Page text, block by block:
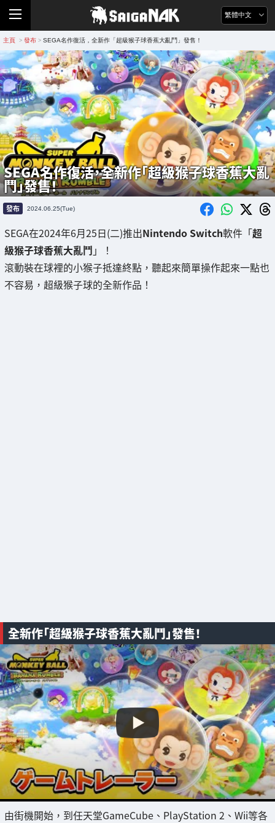
繁體中文
主頁 > 發布 > SEGA名作復活，全新作「超級猴子球香蕉大亂鬥」發售！
SEGA名作復活，全新作「超級猴子球香蕉大亂
鬥」發售！
發布 2024.06.25(Tue)
SEGA在2024年6月25日(二)推出Nintendo Switch軟件「超
級猴子球香蕉大亂鬥 」！
滾動裝在球裡的小猴子抵達終點，聽起來簡單操作起來一點也
不容易，超級猴子球的全新作品！
全新作「超級猴子球香蕉大亂鬥」發售！
由街機開始，到任天堂GameCube、PlayStation 2、Wii等各